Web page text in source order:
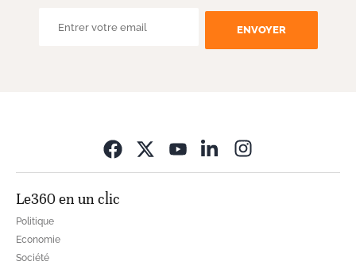
ENVOYER
Le360 en un clic
Politique
Economie
Société